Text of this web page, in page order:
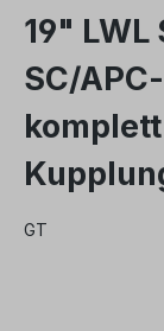
19" LWL
SC/
GT